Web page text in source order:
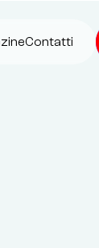
Contatti